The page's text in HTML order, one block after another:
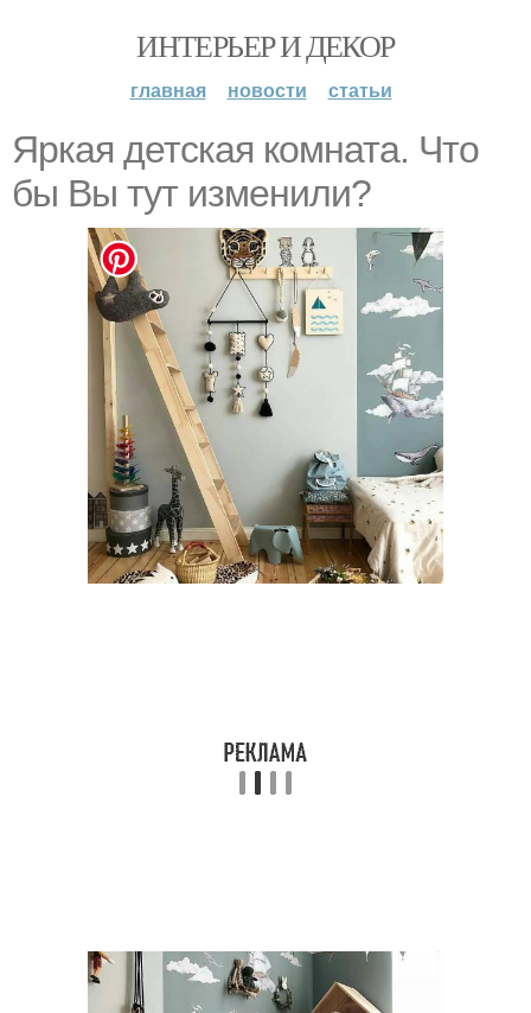
ИНТЕРЬЕР И ДЕКОР
главная новости статьи
Яркая детская комната. Что
бы Вы тут изменили?